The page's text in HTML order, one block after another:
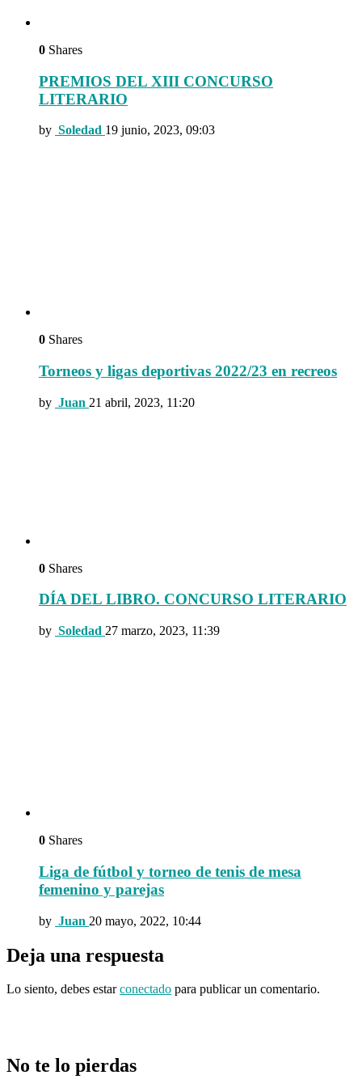
0 Shares
PREMIOS DEL XIII CONCURSO
LITERARIO
by Soledad 19 junio, 2023, 09:03
0 Shares
Torneos y ligas deportivas 2022/23 en recreos
by Juan 21 abril, 2023, 11:20
0 Shares
DÍA DEL LIBRO. CONCURSO LITERARIO
by Soledad 27 marzo, 2023, 11:39
0 Shares
Liga de fútbol y torneo de tenis de mesa
femenino y parejas
by Juan 20 mayo, 2022, 10:44
Deja una respuesta
Lo siento, debes estarconectado para publicar un comentario.
No te lo pierdas